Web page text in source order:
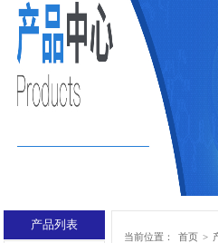
产品列表
当前位置： 首页 >